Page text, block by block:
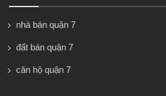
nhà bán quận 7
đất bán quận 7
căn hộ quận 7